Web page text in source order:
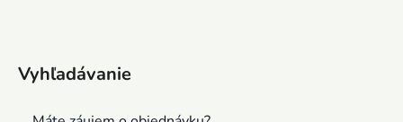
Vyhľadávanie